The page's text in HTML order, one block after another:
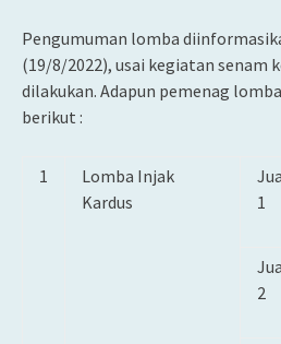
Pengumuman lomba
(19/8/2022), usai kegiatan senam
dilakukan. Adapun pemenag
berikut :
1
Lomba Injak
Kardus
1
2